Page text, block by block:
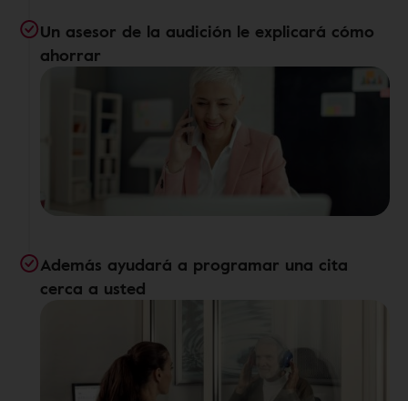
Un asesor de la audición le explicará cómo
ahorrar
Además ayudará a programar una cita
cerca a usted